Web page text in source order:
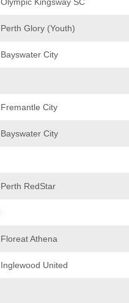
Olympic Kingsway SC
Perth Glory (Youth)
Bayswater City
Fremantle City
Bayswater City
Perth RedStar
Floreat Athena
Inglewood United